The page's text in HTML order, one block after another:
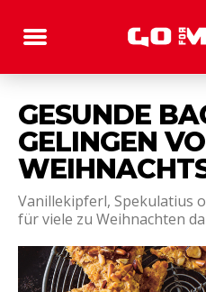
GESUNDE
GELINGEN
Vanillekipferl, Spekulatius
für viele zu Weihnachten